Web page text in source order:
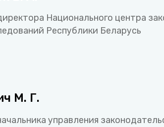
Национального центра
Республики Беларусь
М. Г.
управления